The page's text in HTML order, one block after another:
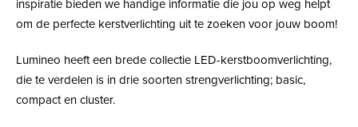
inspiratie bieden we handige informatie die jou op weg helpt
om de perfecte kerstverlichting uit te zoeken voor jouw boom!
Lumineo heeft een brede collectie LED-kerstboomverlichting,
die te verdelen is in drie soorten strengverlichting; basic,
compact en cluster.